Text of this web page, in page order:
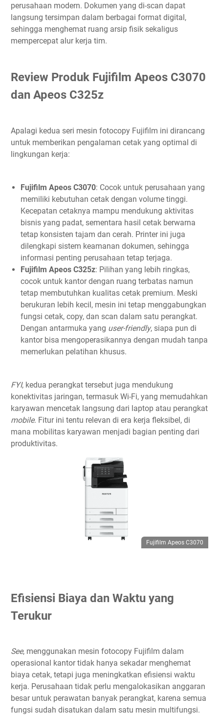
perusahaan modern. Dokumen yang di-scan dapat
langsung tersimpan dalam berbagai format digital,
sehingga menghemat ruang arsip fisik sekaligus
mempercepat alur kerja tim.
Review Produk Fujifilm Apeos C3070
dan Apeos C325z
Apalagi kedua seri mesin fotocopy Fujifilm ini dirancang
untuk memberikan pengalaman cetak yang optimal di
lingkungan kerja:
Fujifilm Apeos C3070: Cocok untuk perusahaan yang
memiliki kebutuhan cetak dengan volume tinggi.
Kecepatan cetaknya mampu mendukung aktivitas
bisnis yang padat, sementara hasil cetak berwarna
tetap konsisten tajam dan cerah. Printer ini juga
dilengkapi sistem keamanan dokumen, sehingga
informasi penting perusahaan tetap terjaga.
Fujifilm Apeos C325z: Pilihan yang lebih ringkas,
cocok untuk kantor dengan ruang terbatas namun
tetap membutuhkan kualitas cetak premium. Meski
berukuran lebih kecil, mesin ini tetap menggabungkan
fungsi cetak, copy, dan scan dalam satu perangkat.
Dengan antarmuka yang user-friendly, siapa pun di
kantor bisa mengoperasikannya dengan mudah tanpa
memerlukan pelatihan khusus.
FYI, kedua perangkat tersebut juga mendukung
konektivitas jaringan, termasuk Wi-Fi, yang memudahkan
karyawan mencetak langsung dari laptop atau perangkat
mobile. Fitur ini tentu relevan di era kerja fleksibel, di
mana mobilitas karyawan menjadi bagian penting dari
produktivitas.
Fujifilm Apeos C3070
Efisiensi Biaya dan Waktu yang
Terukur
See, menggunakan mesin fotocopy Fujifilm dalam
operasional kantor tidak hanya sekadar menghemat
biaya cetak, tetapi juga meningkatkan efisiensi waktu
kerja. Perusahaan tidak perlu mengalokasikan anggaran
besar untuk perawatan banyak perangkat, karena semua
fungsi sudah disatukan dalam satu mesin multifungsi.